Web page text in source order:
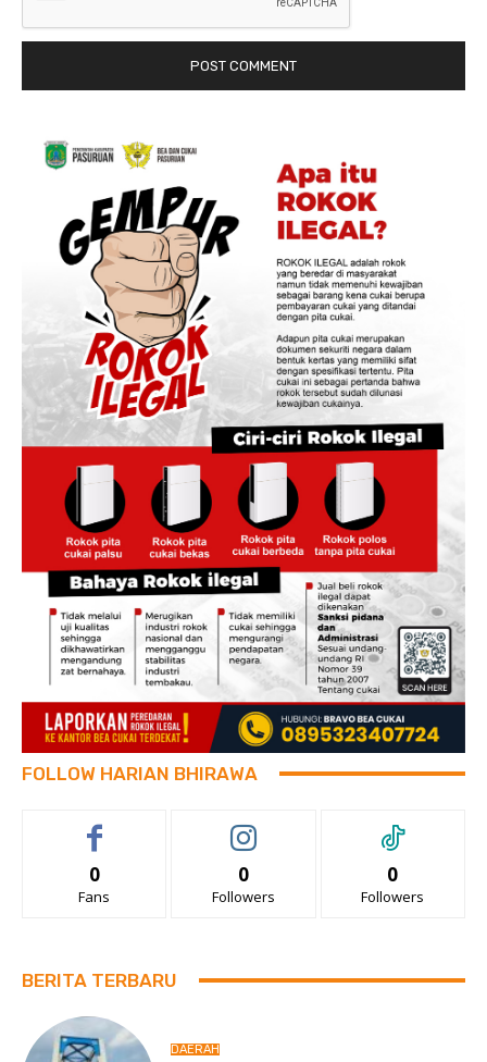
FOLLOW HARIAN BHIRAWA
0
Fans
0
Followers
0
Followers
BERITA TERBARU
DAERAH